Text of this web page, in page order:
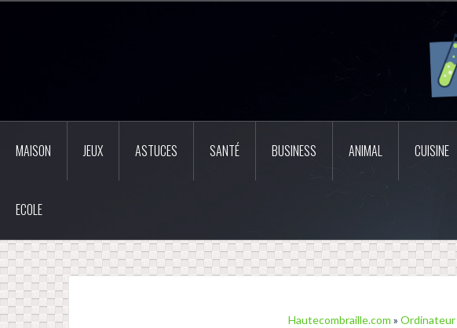
MAISON JEUX ASTUCES SANTÉ BUSINESS ANIMAL CUISINE
ECOLE
Hautecombraille.com » Ordinateur